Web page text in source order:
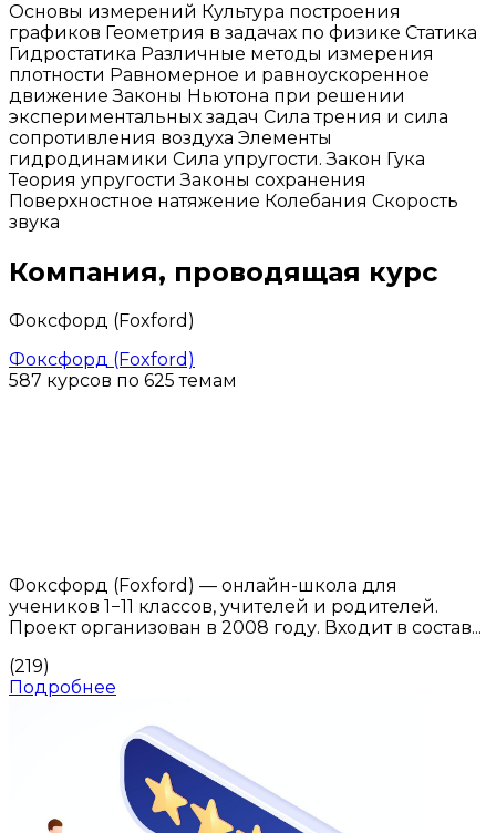
Основы измерений Культура построения
графиков Геометрия в задачах по физике Статика
Гидростатика Различные методы измерения
плотности Равномерное и равноускоренное
движение Законы Ньютона при решении
экспериментальных задач Сила трения и сила
сопротивления воздуха Элементы
гидродинамики Сила упругости. Закон Гука
Теория упругости Законы сохранения
Поверхностное натяжение Колебания Скорость
звука
Компания, проводящая курс
Фоксфорд (Foxford)
Фоксфорд (Foxford)
587 курсов по 625 темам
Фоксфорд (Foxford) — онлайн-школа для
учеников 1−11 классов, учителей и родителей.
Проект организован в 2008 году. Входит в состав...
(219)
Подробнее